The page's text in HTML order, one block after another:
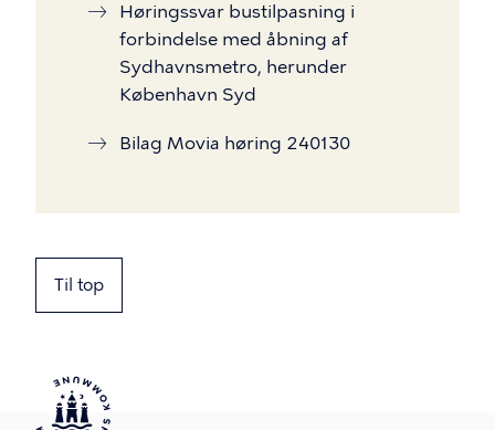
Høringssvar bustilpasning i
forbindelse med åbning af
Sydhavnsmetro, herunder
København Syd
Bilag Movia høring 240130
Til top